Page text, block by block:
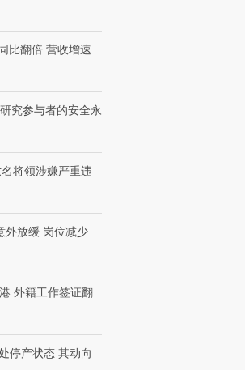
比翻倍 营收增速
究参与者的安全永
将领涉嫌严重违
外放缓 岗位减少
外籍工作签证翻
停产状态 其动向